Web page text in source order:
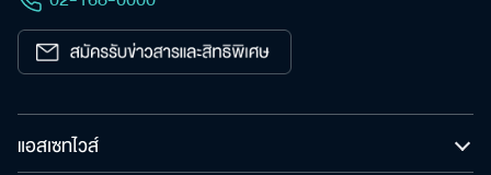
แอสเซทไวส์
ส่ง